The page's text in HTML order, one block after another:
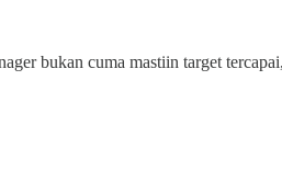
bukan cuma mastiin target